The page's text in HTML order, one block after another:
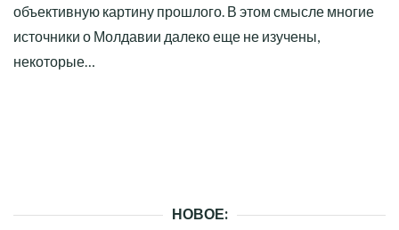
объективную картину прошлого. В этом смысле многие
источники о Молдавии далеко еще не изучены,
некоторые…
НОВОЕ: